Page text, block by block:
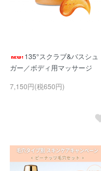
135°スクラブ&バスシュ
ガー／ボディ用マッサージ
7,150円(税650円)